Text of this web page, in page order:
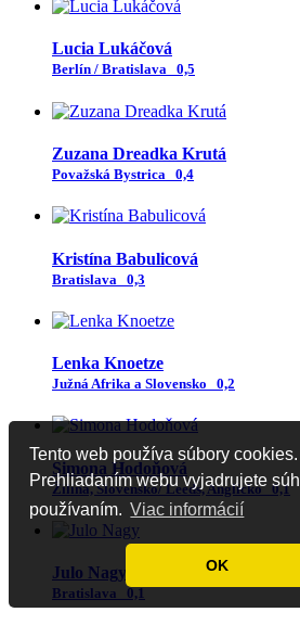
Tento web používa súbory cookies.
Prehliadaním webu vyjadrujete
používaním. Viac informácií
OK
Lucia Lukáčová
Berlín / Bratislava 0,5
Zuzana Dreadka Krutá
Považská Bystrica 0,4
Kristína Babulicová
Bratislava 0,3
Lenka Knoetze
Južná Afrika a Slovensko 0,2
Simona Hodoňová
Žilina, Slovensko/ Leeds, Anglicko 0,1
Julo Nagy
Bratislava 0,1